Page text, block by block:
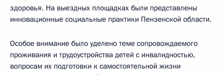
здоровья. На выездных площадках были представлены
инновационные социальные практики Пензенской области.
Особое внимание было уделено теме сопровождаемого
проживания и трудоустройства детей с инвалидностью,
вопросам их подготовки к самостоятельной жизни